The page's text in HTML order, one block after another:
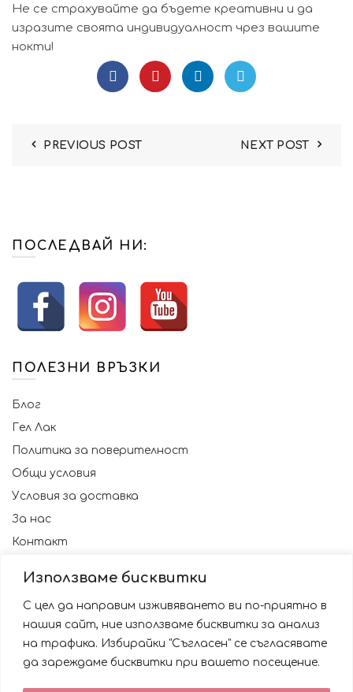
Използваме бисквитки
С цел да направим изживяването ви по-приятно в
нашия сайт, ние използваме бисквитки за анализ
на трафика. Избирайки "Съгласен" се съгласявате
да зареждаме бисквитки при вашето посещение.
Не се страхувайте да бъдете креативни и да
изразите своята индивидуалност чрез вашите
нокти!
PREVIOUS POST NEXT POST
ПОСЛЕДВАЙ НИ:
ПОЛЕЗНИ ВРЪЗКИ
Блог
Гел Лак
Политика за поверителност
Общи условия
Условия за доставка
За нас
Контакт